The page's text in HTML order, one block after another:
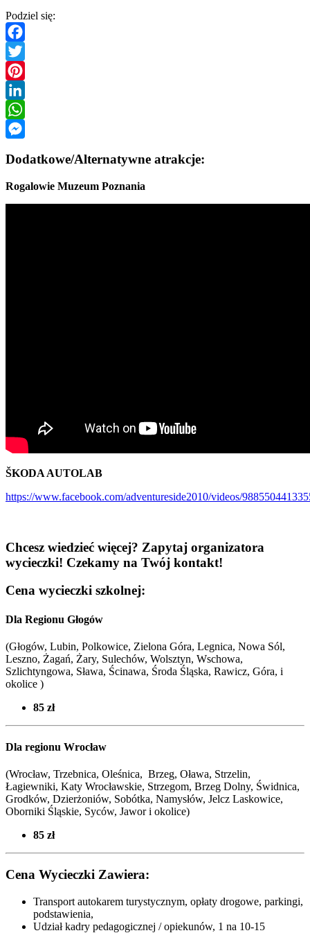
Podziel się:
Facebook
Twitter
Pinterest
LinkedIn
WhatsApp
Dodatkowe/Alternatywne atrakcje:
Rogalowie Muzeum Poznania
ŠKODA AUTOLAB
https://www.facebook.com/adventureside2010/videos/
Chcesz wiedzieć więcej? Zapytaj organizatora
wycieczki! Czekamy na Twój kontakt!
Cena wycieczki szkolnej:
Dla Regionu Głogów
(Głogów, Lubin, Polkowice, Zielona Góra, Legnica, Nowa Sól,
Leszno, Żagań, Żary, Sulechów, Wolsztyn, Wschowa,
Szlichtyngowa, Sława, Ścinawa, Środa Śląska, Rawicz, Góra, i
okolice )
85 zł
Dla regionu Wrocław
(Wrocław, Trzebnica, Oleśnica, Brzeg, Oława, Strzelin,
Łagiewniki, Katy Wrocławskie, Strzegom, Brzeg Dolny, Świdnica,
Grodków, Dzierżoniów, Sobótka, Namysłów, Jelcz Laskowice,
Oborniki Śląskie, Syców, Jawor i okolice)
85 zł
Cena Wycieczki Zawiera:
Transport autokarem turystycznym, opłaty drogowe, parkingi,
podstawienia,
Udział kadry pedagogicznej / opiekunów, 1 na 10-15